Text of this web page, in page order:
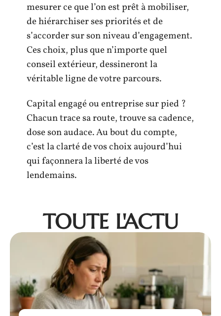
mesurer ce que l’on est prêt à mobiliser,
de hiérarchiser ses priorités et de
s’accorder sur son niveau d’engagement.
Ces choix, plus que n’importe quel
conseil extérieur, dessineront la
véritable ligne de votre parcours.
Capital engagé ou entreprise sur pied ?
Chacun trace sa route, trouve sa cadence,
dose son audace. Au bout du compte,
c’est la clarté de vos choix aujourd’hui
qui façonnera la liberté de vos
lendemains.
TOUTE L'ACTU